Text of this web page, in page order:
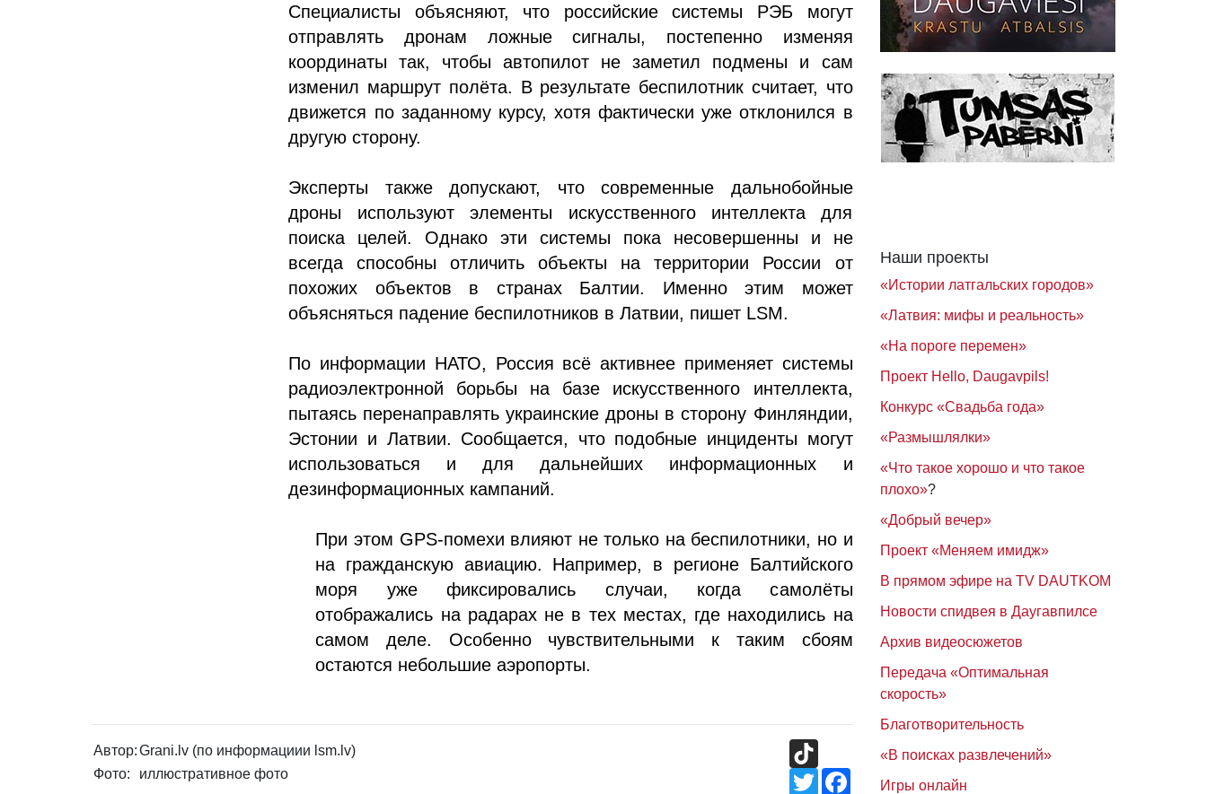
Специалисты объясняют, что российские системы РЭБ могут
отправлять дронам ложные сигналы, постепенно изменяя
координаты так, чтобы автопилот не заметил подмены и сам
изменил маршрут полёта. В результате беспилотник считает, что
движется по заданному курсу, хотя фактически уже отклонился в
другую сторону.
Эксперты также допускают, что современные дальнобойные
дроны используют элементы искусственного интеллекта для
поиска целей. Однако эти системы пока несовершенны и не
всегда способны отличить объекты на территории России от
похожих объектов в странах Балтии. Именно этим может
объясняться падение беспилотников в Латвии, пишет LSM.
По информации НАТО, Россия всё активнее применяет системы
радиоэлектронной борьбы на базе искусственного интеллекта,
пытаясь перенаправлять украинские дроны в сторону Финляндии,
Эстонии и Латвии. Сообщается, что подобные инциденты могут
использоваться и для дальнейших информационных и
дезинформационных кампаний.
При этом GPS-помехи влияют не только на беспилотники, но и
на гражданскую авиацию. Например, в регионе Балтийского
моря уже фиксировались случаи, когда самолёты
отображались на радарах не в тех местах, где находились на
самом деле. Особенно чувствительными к таким сбоям
остаются небольшие аэропорты.
Автор:Grani.lv (по информациии lsm.lv)
Фото:
иллюстративное фото
TikTok
TwitterFacebook
Наши проекты
«Истории латгальских городов»
«Латвия: мифы и реальность»
«На пороге перемен»
Проект Hello, Daugavpils!
Конкурс «Свадьба года»
«Размышлялки»
«Что такое хорошо и что такое
плохо»?
«Добрый вечер»
Проект «Меняем имидж»
В прямом эфире на TV DAUTKOM
Новости спидвея в Даугавпилсе
Архив видеосюжетов
Передача «Оптимальная
скорость»
Благотворительность
«В поисках развлечений»
Игры онлайн